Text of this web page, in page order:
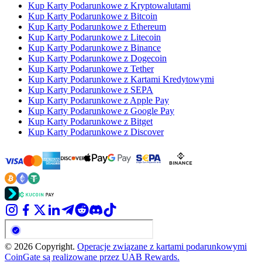
Kup Karty Podarunkowe z Kryptowalutami
Kup Karty Podarunkowe z Bitcoin
Kup Karty Podarunkowe z Ethereum
Kup Karty Podarunkowe z Litecoin
Kup Karty Podarunkowe z Binance
Kup Karty Podarunkowe z Dogecoin
Kup Karty Podarunkowe z Tether
Kup Karty Podarunkowe z Kartami Kredytowymi
Kup Karty Podarunkowe z SEPA
Kup Karty Podarunkowe z Apple Pay
Kup Karty Podarunkowe z Google Pay
Kup Karty Podarunkowe z Bitget
Kup Karty Podarunkowe z Discover
© 2026 Copyright. Operacje związane z kartami podarunkowymi
CoinGate są realizowane przez UAB Rewards.